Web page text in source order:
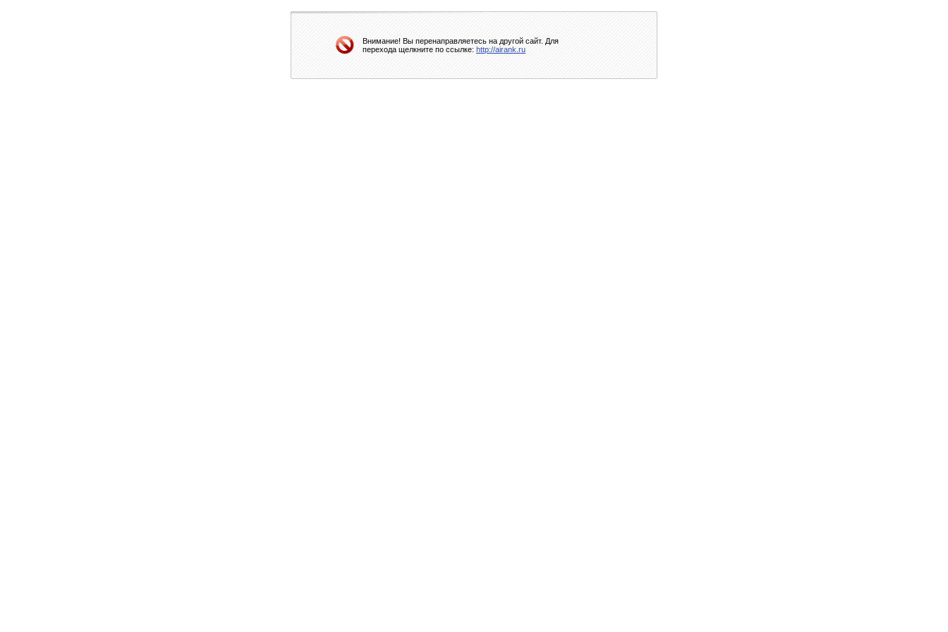
Внимание! Вы перенаправляетесь на другой сайт. Для
перехода щелкните по ссылке: http://airank.ru